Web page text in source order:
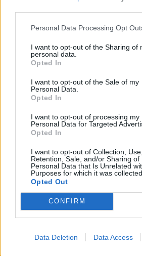
Personal Data Processing Opt
I want to opt-out of the Sharing of
personal data.
Opted In
I want to opt-out of the Sale of my
Personal Data.
Opted In
I want to opt-out of processing my
Personal Data for Targeted
Opted In
I want to opt-out of Collection, Use,
Retention, Sale, and/or Sharing of
Personal Data that Is Unrelated
Purposes for which it was collected.
Opted Out
CONFIRM
Data Deletion Data Access
SOS ΙΑΤΡΟΙ γιορτές κατάθλιψη